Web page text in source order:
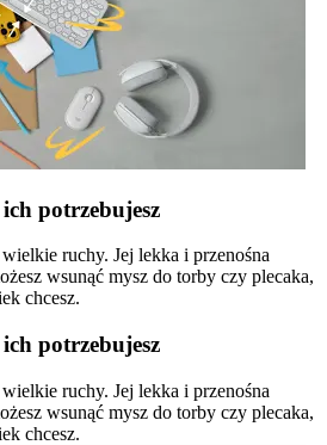
potrzebujesz
ruchy. Jej lekka i przenośna
wsunąć mysz do torby czy plecaka,
chcesz.
potrzebujesz
ruchy. Jej lekka i przenośna
wsunąć mysz do torby czy plecaka,
chcesz.